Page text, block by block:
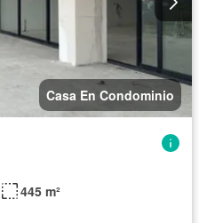
Casa En Condominio
445 m²